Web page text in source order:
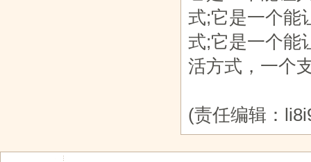
式;它是一个能
式;它是一个能
活方式，一个
(责任编辑：